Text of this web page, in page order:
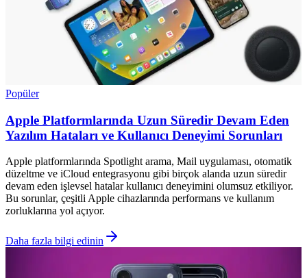
Popüler
Apple Platformlarında Uzun Süredir Devam Eden
Yazılım Hataları ve Kullanıcı Deneyimi Sorunları
Apple platformlarında Spotlight arama, Mail uygulaması, otomatik
düzeltme ve iCloud entegrasyonu gibi birçok alanda uzun süredir
devam eden işlevsel hatalar kullanıcı deneyimini olumsuz etkiliyor.
Bu sorunlar, çeşitli Apple cihazlarında performans ve kullanım
zorluklarına yol açıyor.
Daha fazla bilgi edinin